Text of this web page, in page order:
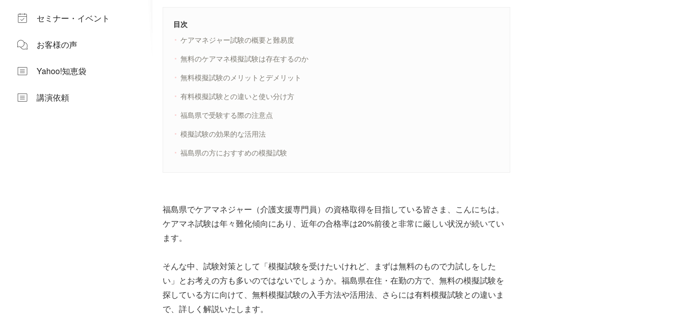
セミナー・イベント
お客様の声
Yahoo!知恵袋
講演依頼
目次
ケアマネジャー試験の概要と難易度
無料のケアマネ模擬試験は存在するのか
無料模擬試験のメリットとデメリット
有料模擬試験との違いと使い分け方
福島県で受験する際の注意点
模擬試験の効果的な活用法
福島県の方におすすめの模擬試験
福島県でケアマネジャー（介護支援専門員）の資格取得を目指している皆さま、こんにちは。
ケアマネ試験は年々難化傾向にあり、近年の合格率は20%前後と非常に厳しい状況が続いてい
ます。
そんな中、試験対策として「模擬試験を受けたいけれど、まずは無料のもので力試しをした
い」とお考えの方も多いのではないでしょうか。福島県在住・在勤の方で、無料の模擬試験を
探している方に向けて、無料模擬試験の入手方法や活用法、さらには有料模擬試験との違いま
で、詳しく解説いたします。